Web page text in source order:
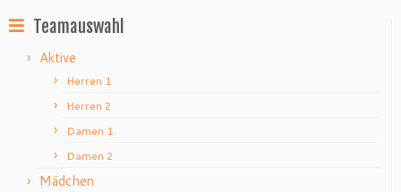
Teamauswahl
Aktive
Herren 1
Herren 2
Damen 1
Damen 2
Mädchen